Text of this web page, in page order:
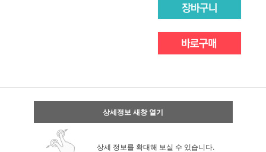
상세정보 새창 열기
상세 정보를 확대해 보실 수 있습니다.